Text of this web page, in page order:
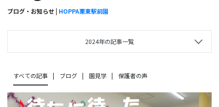
ブログ・お知らせ | HOPPA栗東駅前園
2024年の記事一覧
すべての記事 ブログ 園見学 保護者の声